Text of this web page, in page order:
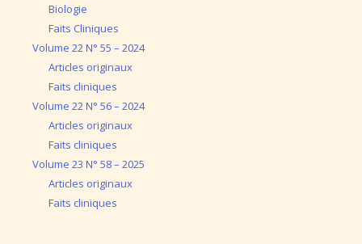
Biologie
Faits Cliniques
Volume 22 N° 55 – 2024
Articles originaux
Faits cliniques
Volume 22 N° 56 – 2024
Articles originaux
Faits cliniques
Volume 23 N° 58 – 2025
Articles originaux
Faits cliniques